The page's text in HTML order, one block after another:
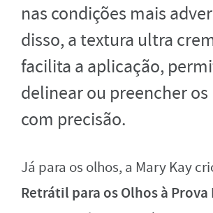
nas condições mais
disso, a textura ultra
facilita a aplicação,
delinear ou preencher os
com precisão.
Já para os olhos, a Mary Kay
Retrátil para os Olhos à Prova